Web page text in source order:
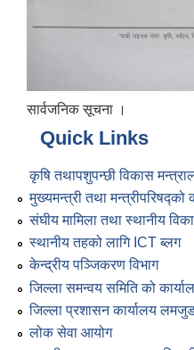
सार्वजनिक सूचना ।
Quick Links
कृषि तथापशुपन्छी विकास
मुख्यमन्त्री तथा मन्त्रीपरिषद्को
संघीय मामिला तथा स्थानीय
स्थानीय तहको लागि ICT ब्लग
केन्द्रीय पञ्जिकरण विभाग
जिल्ला समन्वय समिति को
जिल्ला प्रशासन कार्यालय
लोक सेवा आयोग